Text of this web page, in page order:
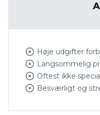
Høje udgifter
Langsommelig
Oftest ikke
Besværligt og